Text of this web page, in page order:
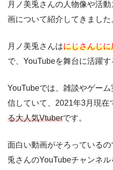
月ノ美兎さんの人物像や活
画について紹介してきました
月ノ美兎さんはにじさんじ
で、YouTubeを舞台に活躍す
YouTubeでは、雑談やゲー
信していて、2021年3月現在
る大人気Vtuberです。
面白い動画がそろっている
兎さんのYouTubeチャンネル